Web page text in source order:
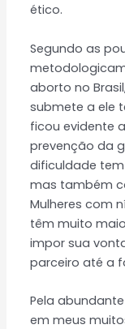
ético.
Segundo as
aborto no
submete a ele
ficou evidente
prevenção da
dificuldade
mas também
Mulheres com
têm muito
impor sua
parceiro até a
Pela
em meus